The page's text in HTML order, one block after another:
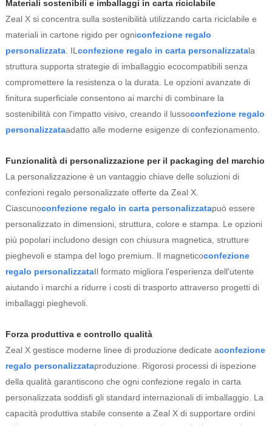
Materiali sostenibili e imballaggi in carta riciclabile
Zeal X si concentra sulla sostenibilità utilizzando carta riciclabile e
materiali in cartone rigido per ogniconfezione regalo
personalizzata. IL confezione regalo in carta personalizzatala
struttura supporta strategie di imballaggio ecocompatibili senza
compromettere la resistenza o la durata. Le opzioni avanzate di
finitura superficiale consentono ai marchi di combinare la
sostenibilità con l'impatto visivo, creando il lussoconfezione regalo
personalizzataadatto alle moderne esigenze di confezionamento.
Funzionalità di personalizzazione per il packaging del marchio
La personalizzazione è un vantaggio chiave delle soluzioni di
confezioni regalo personalizzate offerte da Zeal X.
Ciascunoconfezione regalo in carta personalizzatapuò essere
personalizzato in dimensioni, struttura, colore e stampa. Le opzioni
più popolari includono design con chiusura magnetica, strutture
pieghevoli e stampa del logo premium. Il magneticoconfezione
regalo personalizzataIl formato migliora l'esperienza dell'utente
aiutando i marchi a ridurre i costi di trasporto attraverso progetti di
imballaggi pieghevoli.
Forza produttiva e controllo qualità
Zeal X gestisce moderne linee di produzione dedicate aconfezione
regalo personalizzataproduzione. Rigorosi processi di ispezione
della qualità garantiscono che ogni confezione regalo in carta
personalizzata soddisfi gli standard internazionali di imballaggio. La
capacità produttiva stabile consente a Zeal X di supportare ordini